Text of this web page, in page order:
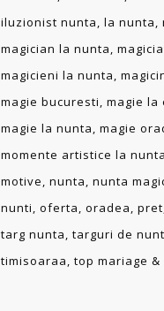
iluzionist nunta la nunta
magician la nunta
magicieni la nunta
magie bucuresti magie la
magie la nunta magie
momente artistice la nunta
motive nunta nunta
nunti oferta oradea pret
targ nunta targuri de
timisoaraa top mariage &